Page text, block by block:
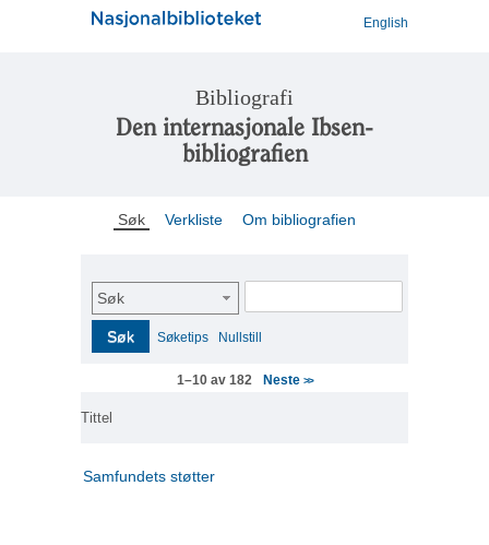
English
Bibliografi
Den internasjonale Ibsen-
bibliografien
Søk Verkliste Om bibliografien
Søk
Søk Søketips Nullstill
1–10 av 182 Neste >>
Tittel
Samfundets støtter